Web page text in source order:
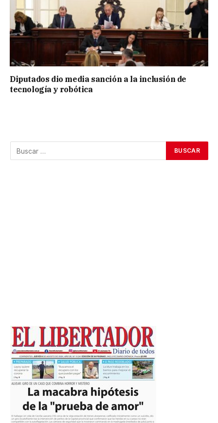
Diputados dio media sanción a la inclusión de
tecnología y robótica